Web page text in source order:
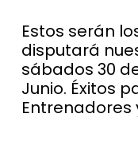
Estos serán
disputará
sábados 30
Junio. Éxitos